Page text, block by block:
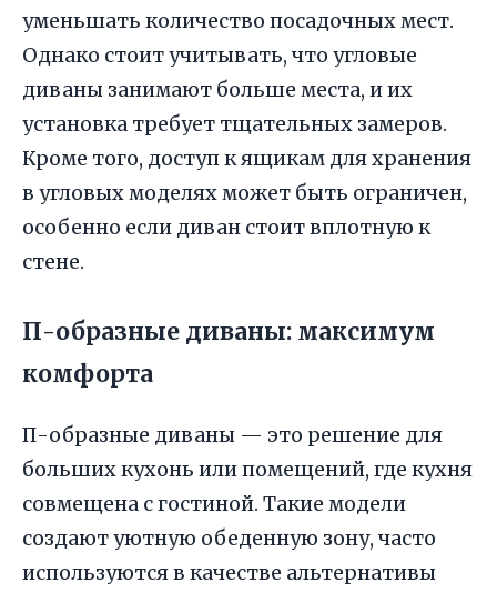
уменьшать количество посадочных мест.
Однако стоит учитывать, что угловые
диваны занимают больше места, и их
установка требует тщательных замеров.
Кроме того, доступ к ящикам для хранения
в угловых моделях может быть ограничен,
особенно если диван стоит вплотную к
стене.
П-образные диваны: максимум
комфорта
П-образные диваны — это решение для
больших кухонь или помещений, где кухня
совмещена с гостиной. Такие модели
создают уютную обеденную зону, часто
используются в качестве альтернативы